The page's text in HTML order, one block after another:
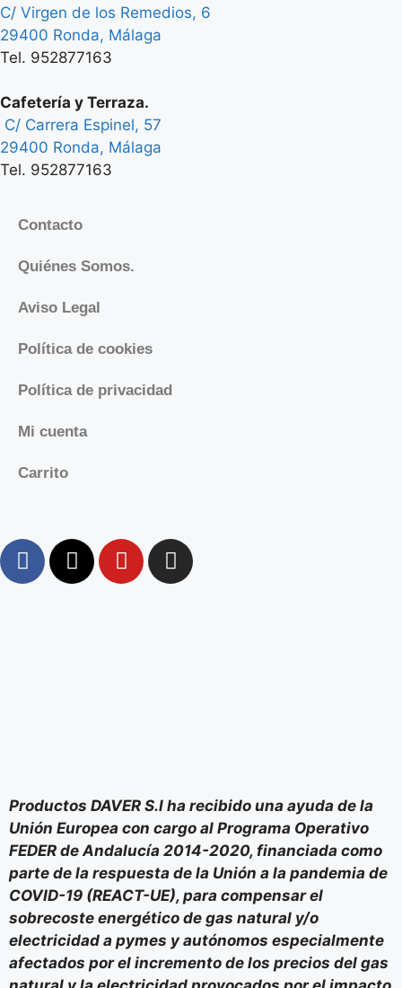
C/ Virgen de los Remedios, 6
29400 Ronda, Málaga
Tel. 952877163
Cafetería y Terraza.
C/ Carrera Espinel, 57
29400 Ronda, Málaga
Tel. 952877163
Contacto
Quiénes Somos.
Aviso Legal
Política de cookies
Política de privacidad
Mi cuenta
Carrito
Productos DAVER S.l ha recibido una ayuda de la
Unión Europea con cargo al Programa Operativo
FEDER de Andalucía 2014-2020, financiada como
parte de la respuesta de la Unión a la pandemia de
COVID-19 (REACT-UE), para compensar el
sobrecoste energético de gas natural y/o
electricidad a pymes y autónomos especialmente
afectados por el incremento de los precios del gas